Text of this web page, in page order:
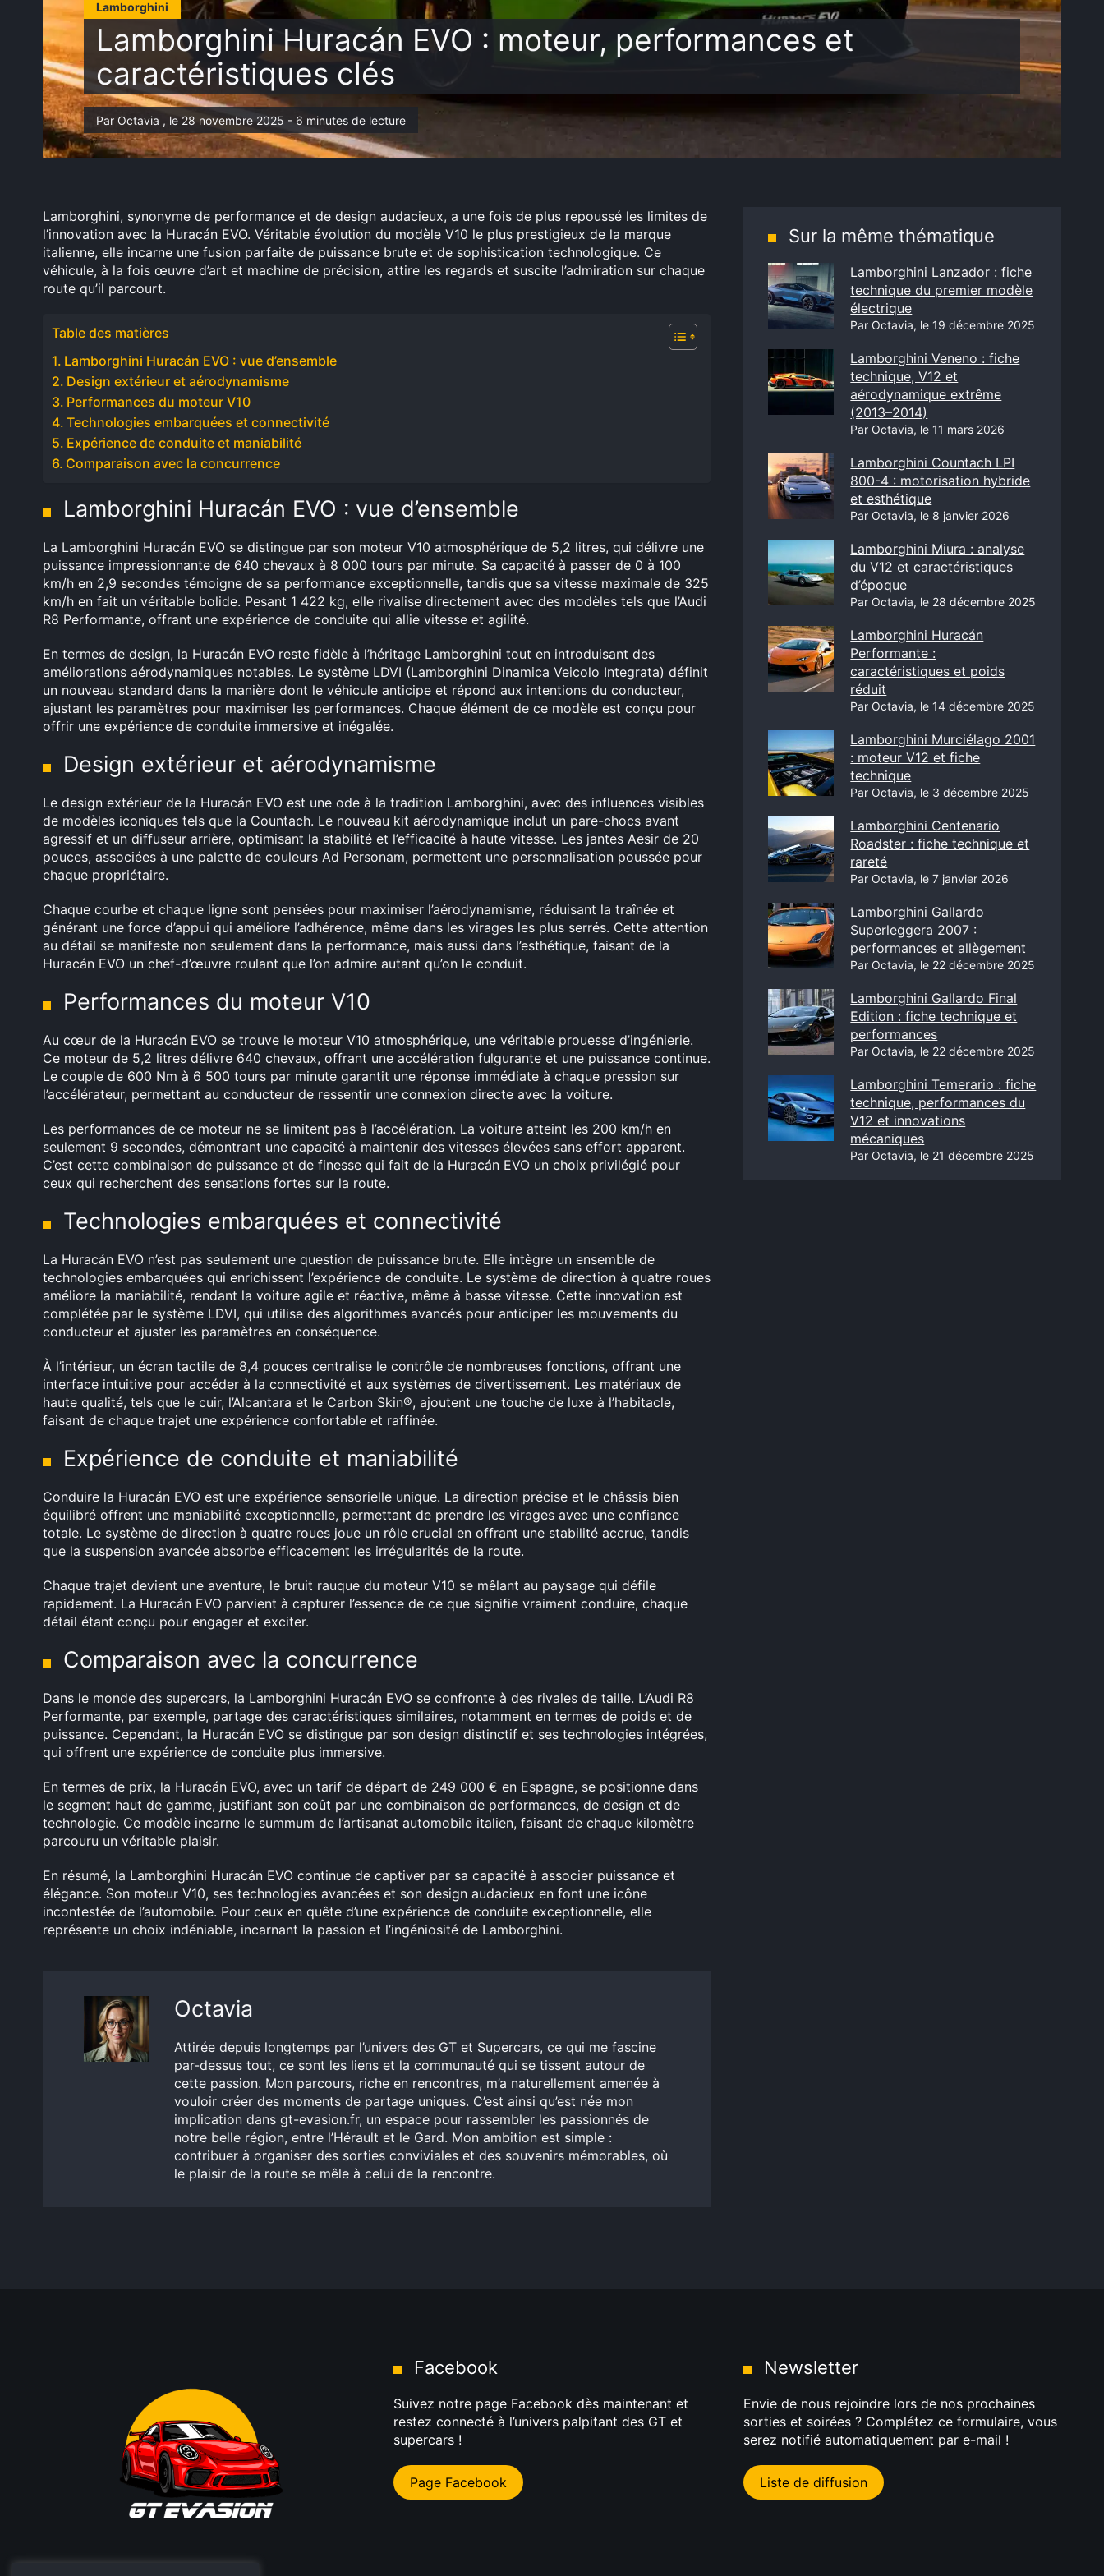
Lamborghini
Lamborghini Huracán EVO : moteur, performances et
caractéristiques clés
Par Octavia , le 28 novembre 2025 - 6 minutes de lecture
Lamborghini, synonyme de performance et de design audacieux, a une fois de plus repoussé les limites de
l’innovation avec la Huracán EVO. Véritable évolution du modèle V10 le plus prestigieux de la marque
italienne, elle incarne une fusion parfaite de puissance brute et de sophistication technologique. Ce
véhicule, à la fois œuvre d’art et machine de précision, attire les regards et suscite l’admiration sur chaque
route qu’il parcourt.
Table des matières
Lamborghini Huracán EVO : vue d’ensemble
Design extérieur et aérodynamisme
Performances du moteur V10
Technologies embarquées et connectivité
Expérience de conduite et maniabilité
Comparaison avec la concurrence
Lamborghini Huracán EVO : vue d’ensemble
La Lamborghini Huracán EVO se distingue par son moteur V10 atmosphérique de 5,2 litres, qui délivre une
puissance impressionnante de 640 chevaux à 8 000 tours par minute. Sa capacité à passer de 0 à 100
km/h en 2,9 secondes témoigne de sa performance exceptionnelle, tandis que sa vitesse maximale de 325
km/h en fait un véritable bolide. Pesant 1 422 kg, elle rivalise directement avec des modèles tels que l’Audi
R8 Performante, offrant une expérience de conduite qui allie vitesse et agilité.
En termes de design, la Huracán EVO reste fidèle à l’héritage Lamborghini tout en introduisant des
améliorations aérodynamiques notables. Le système LDVI (Lamborghini Dinamica Veicolo Integrata) définit
un nouveau standard dans la manière dont le véhicule anticipe et répond aux intentions du conducteur,
ajustant les paramètres pour maximiser les performances. Chaque élément de ce modèle est conçu pour
offrir une expérience de conduite immersive et inégalée.
Design extérieur et aérodynamisme
Le design extérieur de la Huracán EVO est une ode à la tradition Lamborghini, avec des influences visibles
de modèles iconiques tels que la Countach. Le nouveau kit aérodynamique inclut un pare-chocs avant
agressif et un diffuseur arrière, optimisant la stabilité et l’efficacité à haute vitesse. Les jantes Aesir de 20
pouces, associées à une palette de couleurs Ad Personam, permettent une personnalisation poussée pour
chaque propriétaire.
Chaque courbe et chaque ligne sont pensées pour maximiser l’aérodynamisme, réduisant la traînée et
générant une force d’appui qui améliore l’adhérence, même dans les virages les plus serrés. Cette attention
au détail se manifeste non seulement dans la performance, mais aussi dans l’esthétique, faisant de la
Huracán EVO un chef-d’œuvre roulant que l’on admire autant qu’on le conduit.
Performances du moteur V10
Au cœur de la Huracán EVO se trouve le moteur V10 atmosphérique, une véritable prouesse d’ingénierie.
Ce moteur de 5,2 litres délivre 640 chevaux, offrant une accélération fulgurante et une puissance continue.
Le couple de 600 Nm à 6 500 tours par minute garantit une réponse immédiate à chaque pression sur
l’accélérateur, permettant au conducteur de ressentir une connexion directe avec la voiture.
Les performances de ce moteur ne se limitent pas à l’accélération. La voiture atteint les 200 km/h en
seulement 9 secondes, démontrant une capacité à maintenir des vitesses élevées sans effort apparent.
C’est cette combinaison de puissance et de finesse qui fait de la Huracán EVO un choix privilégié pour
ceux qui recherchent des sensations fortes sur la route.
Technologies embarquées et connectivité
La Huracán EVO n’est pas seulement une question de puissance brute. Elle intègre un ensemble de
technologies embarquées qui enrichissent l’expérience de conduite. Le système de direction à quatre roues
améliore la maniabilité, rendant la voiture agile et réactive, même à basse vitesse. Cette innovation est
complétée par le système LDVI, qui utilise des algorithmes avancés pour anticiper les mouvements du
conducteur et ajuster les paramètres en conséquence.
À l’intérieur, un écran tactile de 8,4 pouces centralise le contrôle de nombreuses fonctions, offrant une
interface intuitive pour accéder à la connectivité et aux systèmes de divertissement. Les matériaux de
haute qualité, tels que le cuir, l’Alcantara et le Carbon Skin®, ajoutent une touche de luxe à l’habitacle,
faisant de chaque trajet une expérience confortable et raffinée.
Expérience de conduite et maniabilité
Conduire la Huracán EVO est une expérience sensorielle unique. La direction précise et le châssis bien
équilibré offrent une maniabilité exceptionnelle, permettant de prendre les virages avec une confiance
totale. Le système de direction à quatre roues joue un rôle crucial en offrant une stabilité accrue, tandis
que la suspension avancée absorbe efficacement les irrégularités de la route.
Chaque trajet devient une aventure, le bruit rauque du moteur V10 se mêlant au paysage qui défile
rapidement. La Huracán EVO parvient à capturer l’essence de ce que signifie vraiment conduire, chaque
détail étant conçu pour engager et exciter.
Comparaison avec la concurrence
Dans le monde des supercars, la Lamborghini Huracán EVO se confronte à des rivales de taille. L’Audi R8
Performante, par exemple, partage des caractéristiques similaires, notamment en termes de poids et de
puissance. Cependant, la Huracán EVO se distingue par son design distinctif et ses technologies intégrées,
qui offrent une expérience de conduite plus immersive.
En termes de prix, la Huracán EVO, avec un tarif de départ de 249 000 € en Espagne, se positionne dans
le segment haut de gamme, justifiant son coût par une combinaison de performances, de design et de
technologie. Ce modèle incarne le summum de l’artisanat automobile italien, faisant de chaque kilomètre
parcouru un véritable plaisir.
En résumé, la Lamborghini Huracán EVO continue de captiver par sa capacité à associer puissance et
élégance. Son moteur V10, ses technologies avancées et son design audacieux en font une icône
incontestée de l’automobile. Pour ceux en quête d’une expérience de conduite exceptionnelle, elle
représente un choix indéniable, incarnant la passion et l’ingéniosité de Lamborghini.
Octavia
Attirée depuis longtemps par l’univers des GT et Supercars, ce qui me fascine
par-dessus tout, ce sont les liens et la communauté qui se tissent autour de
cette passion. Mon parcours, riche en rencontres, m’a naturellement amenée à
vouloir créer des moments de partage uniques. C’est ainsi qu’est née mon
implication dans gt-evasion.fr, un espace pour rassembler les passionnés de
notre belle région, entre l’Hérault et le Gard. Mon ambition est simple :
contribuer à organiser des sorties conviviales et des souvenirs mémorables, où
le plaisir de la route se mêle à celui de la rencontre.
Sur la même thématique
Lamborghini Lanzador : fiche
technique du premier modèle
électrique
Par Octavia, le 19 décembre 2025
Lamborghini Veneno : fiche
technique, V12 et
aérodynamique extrême
(2013–2014)
Par Octavia, le 11 mars 2026
Lamborghini Countach LPI
800-4 : motorisation hybride
et esthétique
Par Octavia, le 8 janvier 2026
Lamborghini Miura : analyse
du V12 et caractéristiques
d’époque
Par Octavia, le 28 décembre 2025
Lamborghini Huracán
Performante :
caractéristiques et poids
réduit
Par Octavia, le 14 décembre 2025
Lamborghini Murciélago 2001
: moteur V12 et fiche
technique
Par Octavia, le 3 décembre 2025
Lamborghini Centenario
Roadster : fiche technique et
rareté
Par Octavia, le 7 janvier 2026
Lamborghini Gallardo
Superleggera 2007 :
performances et allègement
Par Octavia, le 22 décembre 2025
Lamborghini Gallardo Final
Edition : fiche technique et
performances
Par Octavia, le 22 décembre 2025
Lamborghini Temerario : fiche
technique, performances du
V12 et innovations
mécaniques
Par Octavia, le 21 décembre 2025
Facebook
Suivez notre page Facebook dès maintenant et
restez connecté à l’univers palpitant des GT et
supercars !
Page Facebook
Newsletter
Envie de nous rejoindre lors de nos prochaines
sorties et soirées ? Complétez ce formulaire, vous
serez notifié automatiquement par e-mail !
Liste de diffusion